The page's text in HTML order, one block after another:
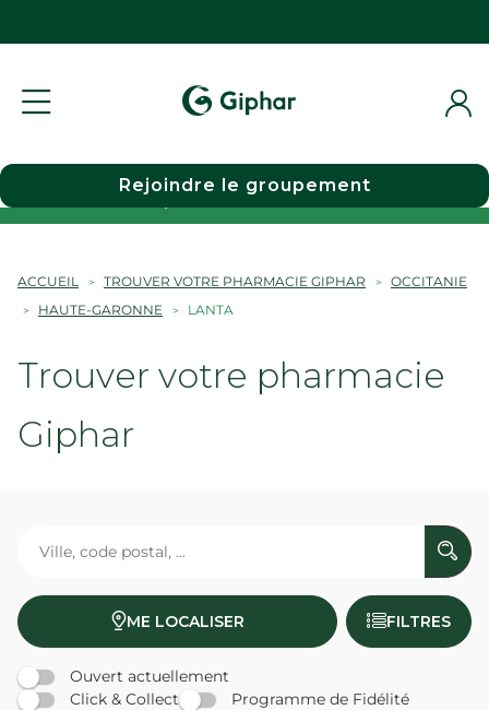
Choisir une pharmacie
Rejoindre le groupement
ACCUEIL TROUVER VOTRE PHARMACIE GIPHAR
OCCITANIE
HAUTE-GARONNE
LANTA
Trouver votre pharmacie
Giphar
ME LOCALISER FILTRES
Ouvert actuellement
Click & Collect
Programme de Fidélité